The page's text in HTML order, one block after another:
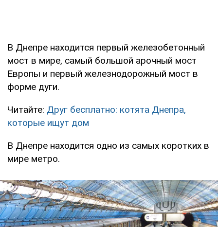
В Днепре находится первый железобетонный
мост в мире, самый большой арочный мост
Европы и первый железнодорожный мост в
форме дуги.
Читайте: Друг бесплатно: котята Днепра,
которые ищут дом
В Днепре находится одно из самых коротких в
мире метро.